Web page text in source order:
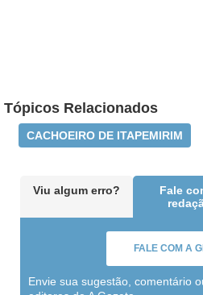
Tópicos Relacionados
CACHOEIRO DE ITAPEMIRIM
Viu algum erro?
Fale
FALE COM A
Envie sua sugestão, comentário